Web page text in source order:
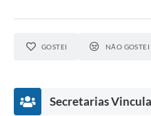
GOSTEI NÃO GOSTEI
Secretarias